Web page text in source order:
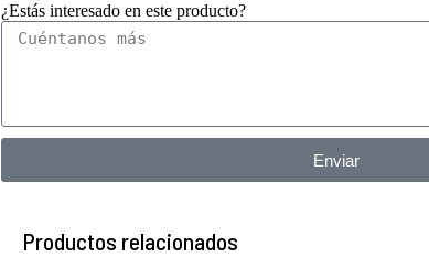
¿Estás interesado en este producto?
Enviar
Productos relacionados